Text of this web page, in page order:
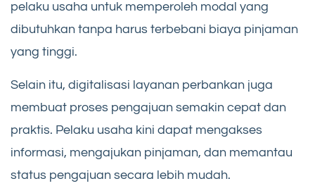
pelaku usaha untuk memperoleh modal yang
dibutuhkan tanpa harus terbebani biaya pinjaman
yang tinggi.
Selain itu, digitalisasi layanan perbankan juga
membuat proses pengajuan semakin cepat dan
praktis. Pelaku usaha kini dapat mengakses
informasi, mengajukan pinjaman, dan memantau
status pengajuan secara lebih mudah.